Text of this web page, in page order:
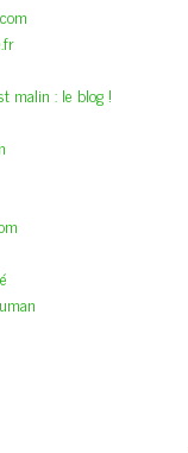
malin : le blog !